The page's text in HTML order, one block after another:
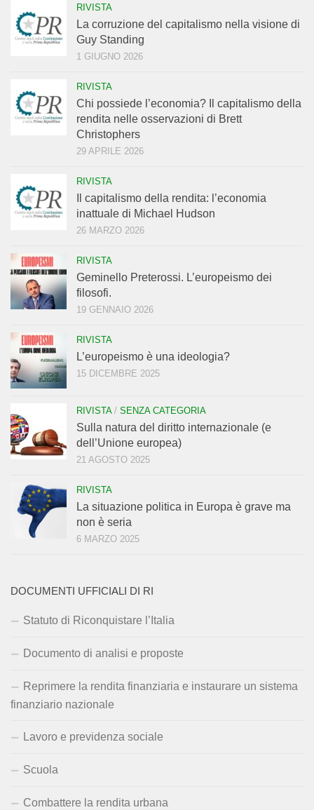
RIVISTA
La corruzione del capitalismo nella visione di
Guy Standing
1 GIUGNO 2026
RIVISTA
Chi possiede l’economia? Il capitalismo della
rendita nelle osservazioni di Brett
Christophers
29 APRILE 2026
RIVISTA
Il capitalismo della rendita: l’economia
inattuale di Michael Hudson
26 MARZO 2026
RIVISTA
Geminello Preterossi. L’europeismo dei
filosofi.
19 GENNAIO 2026
RIVISTA
L’europeismo è una ideologia?
15 DICEMBRE 2025
RIVISTA/ SENZA CATEGORIA
Sulla natura del diritto internazionale (e
dell’Unione europea)
21 AGOSTO 2025
RIVISTA
La situazione politica in Europa è grave ma
non è seria
6 MARZO 2025
DOCUMENTI UFFICIALI DI RI
Statuto di Riconquistare l’Italia
Documento di analisi e proposte
Reprimere la rendita finanziaria e instaurare un sistema
finanziario nazionale
Lavoro e previdenza sociale
Scuola
Combattere la rendita urbana